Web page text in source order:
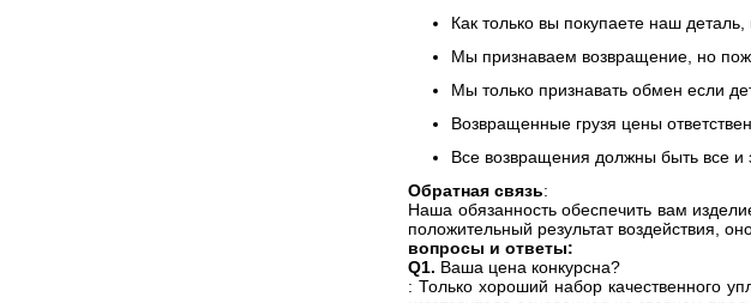
Как только вы покупаете наш
Мы признаваем возвращение, но
Мы только признавать обмен если
Возвращенные грузя цены
Все возвращения должны быть все и
Обратная связь:
Наша обязанность обеспечить вам
положительный результат воздействия,
вопросы и ответы:
Q1. Ваша цена конкурсна?
: Только хороший набор качественного